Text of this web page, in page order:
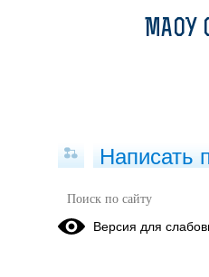
ФООП
МАОУ
Написать
Версия для